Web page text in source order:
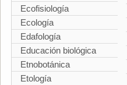
Ecofisiología
Ecología
Edafología
Educación biológica
Etnobotánica
Etología